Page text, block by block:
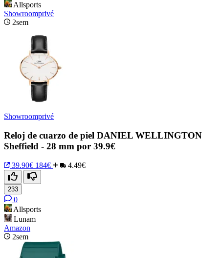
Allsports
Showroomprivé
2sem
Showroomprivé
Reloj de cuarzo de piel DANIEL WELLINGTON
Sheffield - 28 mm por 39.9€
39.90€ 184€ 4.49€
233
0
Allsports
Lunam
Amazon
2sem